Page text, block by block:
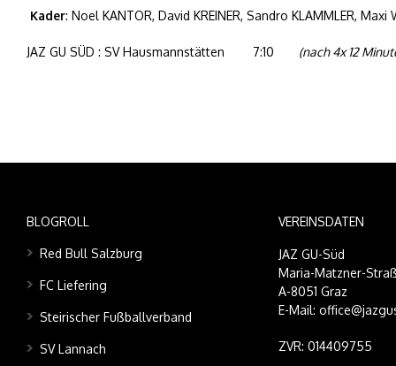
Kader: Noel KANTOR, David KREINER, Sandro KLAMMLER, Maxi
JAZ GU SÜD : SV Hausmannstätten 7:10 (nach 4x 12
BLOGROLL
Red Bull Salzburg
FC Liefering
Steirischer Fußballverband
SV Lannach
VEREINSDATEN
JAZ GU-Süd
Maria-Matzner-
A-8051 Graz
E-Mail:
ZVR: 014409755